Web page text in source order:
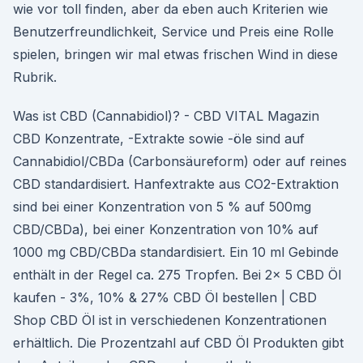
wie vor toll finden, aber da eben auch Kriterien wie
Benutzerfreundlichkeit, Service und Preis eine Rolle
spielen, bringen wir mal etwas frischen Wind in diese
Rubrik.
Was ist CBD (Cannabidiol)? - CBD VITAL Magazin
CBD Konzentrate, -Extrakte sowie -öle sind auf
Cannabidiol/CBDa (Carbonsäureform) oder auf reines
CBD standardisiert. Hanfextrakte aus CO2-Extraktion
sind bei einer Konzentration von 5 % auf 500mg
CBD/CBDa), bei einer Konzentration von 10% auf
1000 mg CBD/CBDa standardisiert. Ein 10 ml Gebinde
enthält in der Regel ca. 275 Tropfen. Bei 2x 5 CBD Öl
kaufen - 3%, 10% & 27% CBD Öl bestellen | CBD
Shop CBD Öl ist in verschiedenen Konzentrationen
erhältlich. Die Prozentzahl auf CBD Öl Produkten gibt